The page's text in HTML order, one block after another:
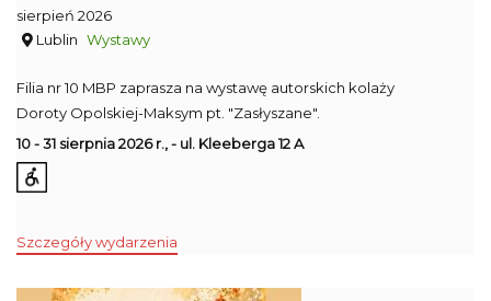
sierpień 2026
Lublin Wystawy
Filia nr 10 MBP zaprasza na wystawę autorskich kolaży
Doroty Opolskiej-Maksym pt. "Zasłyszane".
10 - 31 sierpnia 2026 r., - ul. Kleeberga 12 A
Szczegóły wydarzenia